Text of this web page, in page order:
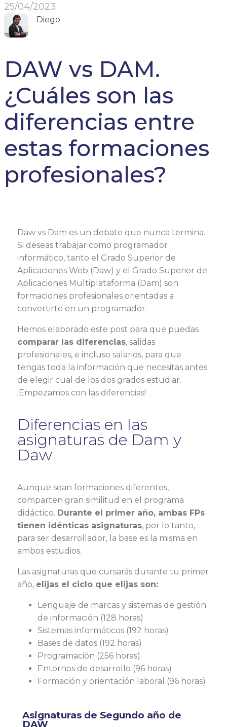
25/04/2023
Diego
DAW vs DAM.
¿Cuáles son las
diferencias entre
estas formaciones
profesionales?
Daw vs Dam es un debate que nunca termina.
Si deseas trabajar como programador
informático, tanto el Grado Superior de
Aplicaciones Web (Daw) y el Grado Superior de
Aplicaciones Multiplataforma (Dam) son
formaciones profesionales orientadas a
convertirte en un programador.
Hemos elaborado este post para que puedas
comparar las diferencias, salidas
profesionales, e incluso salarios, para que
tengas toda la información que necesitas antes
de elegir cual de los dos grados estudiar.
¡Empezamos con las diferencias!
Diferencias en las
asignaturas de Dam y
Daw
Aunque sean formaciones diferentes,
comparten gran similitud en el programa
didáctico. Durante el primer año, ambas FPs
tienen idénticas asignaturas, por lo tanto,
para ser desarrollador, la base es la misma en
ambos estudios.
Las asignaturas que cursarás durante tu primer
año, elijas el ciclo que elijas son:
Lenguaje de marcas y sistemas de gestión
de información (128 horas)
Sistemas informáticos (192 horas)
Bases de datos (192 horas)
Programación (256 horas)
Entornos de desarrollo (96 horas)
Formación y orientación laboral (96 horas)
Asignaturas de Segundo año de
DAW